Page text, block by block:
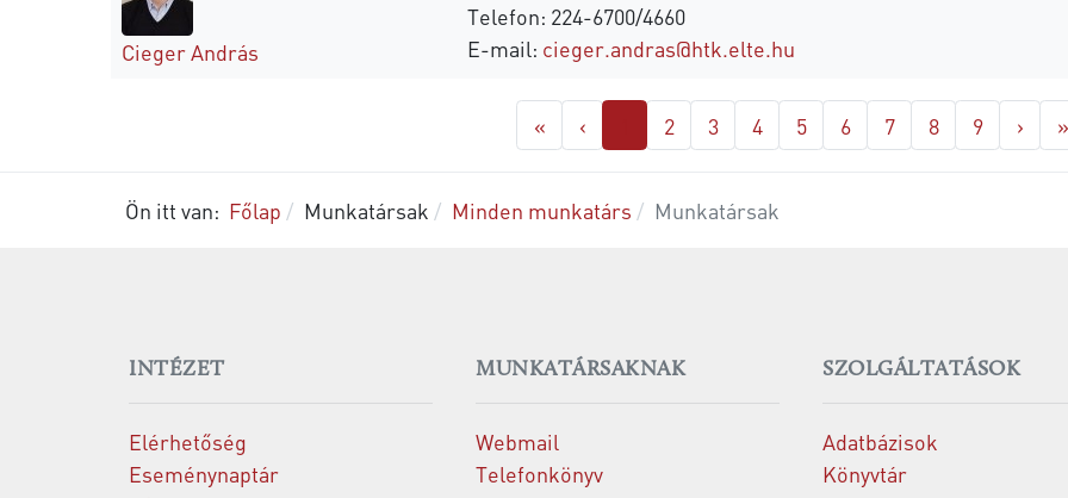
Cieger András
Telefon: 224-6700/4660
E-mail: cieger.andras@htk.elte.hu
« ‹ 2 3 4 5 6 7 8 9 › »
Ön itt van: Főlap Munkatársak Minden munkatárs Munkatársak
INTÉZET
Elérhetőség
Eseménynaptár
MUNKATÁRSAKNAK
Webmail
Telefonkönyv
SZOLGÁLTATÁSOK
Adatbázisok
Könyvtár